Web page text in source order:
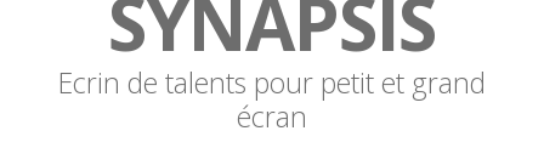
SYNAPSIS
Ecrin de talents pour petit et grand
écran